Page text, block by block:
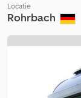
Locatie
Rohrbach